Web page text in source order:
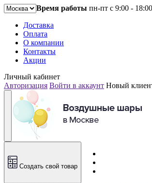
Время работы пн-пт с 9:00 -
Доставка
Оплата
О компании
Контакты
Акции
Личный кабинет
Авторизация Войти в аккаунт Новый
Создать свой товар